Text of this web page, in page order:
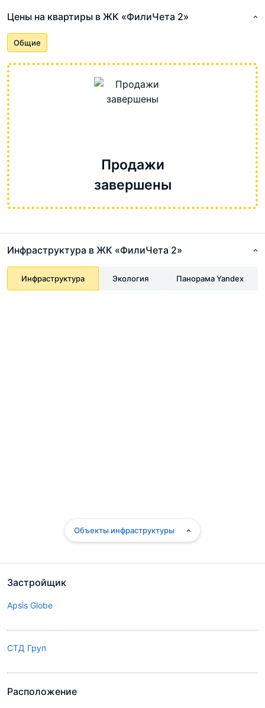
Цены на квартиры в ЖК «ФилиЧета 2»
Общие
Продажи
завершены
Застройщик
Apsis Globe
СТД Груп
Расположение
Инфраструктура в ЖК «ФилиЧета 2»
Инфраструктура Экология Панорама Yandex
Объекты инфраструктуры